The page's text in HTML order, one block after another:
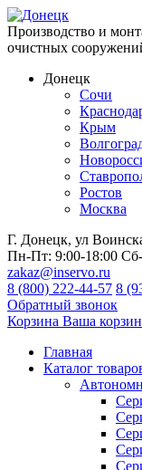
Производство и
очистных
Донецк
Сочи
Крым
Ростов
Москва
Г. Донецк, ул
Пн-Пт: 9:00-18:00
zakaz@inservo.ru
8 (800) 222-44-57 8
Обратный звонок
Корзина Ваша
Главная
Каталог